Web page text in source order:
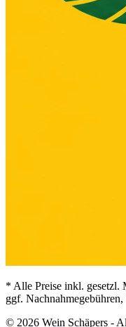
* Alle Preise inkl. gesetzl.
ggf.
© 2026 Wein Schäpers -